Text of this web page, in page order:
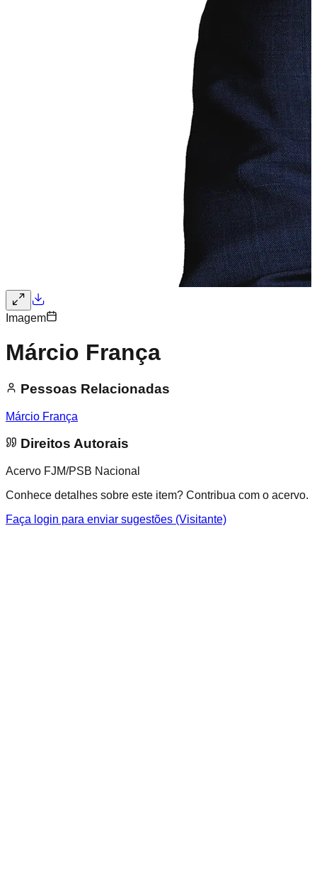
Imagem
Márcio França
Pessoas Relacionadas
Márcio França
Direitos Autorais
Acervo FJM/PSB Nacional
Conhece detalhes sobre este item? Contribua com o acervo.
Faça login para enviar sugestões (Visitante)